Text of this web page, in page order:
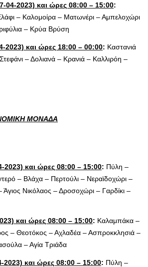
04-2023) και ώρες 08:00 – 15:00:
– Καλομοίρα – Ματωνέρι – Αμπελοχώρι
– Κρύα Βρύση
2023) και ώρες 18:00 – 00:00: Καστανιά
– Δολιανά – Κρανιά – Καλλιρόη –
ΜΟΝΑΔΑ
2023) και ώρες 08:00 – 15:00: Πύλη –
– Βλάχα – Περτούλι – Νεραϊδοχώρι –
Νικόλαος – Δροσοχώρι – Γαρδίκι –
και ώρες 08:00 – 15:00: Καλαμπάκα –
– Θεοτόκος – Αχλαδέα – Ασπροκκλησιά –
– Αγία Τριάδα
2023) και ώρες 08:00 – 15:00: Πύλη –